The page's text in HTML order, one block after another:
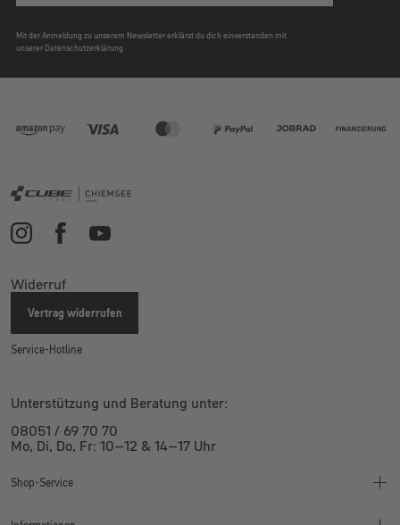
Mit der Anmeldung zu unserem Newsletter erklärst du dich einverstanden mit
unserer Datenschutzerklärung
Widerruf
Vertrag widerrufen
Service-Hotline
Unterstützung und Beratung unter:
08051 / 69 70 70
Mo, Di, Do, Fr: 10–12 & 14–17 Uhr
Shop-Service